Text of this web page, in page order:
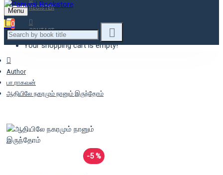
REGISTER
CONTACT
Menu
0
Your shopping cart is empty!
Author
பா.ராகவன்
ஆதியிலே நகரமும் நானும் இருந்தோம்
-5 %